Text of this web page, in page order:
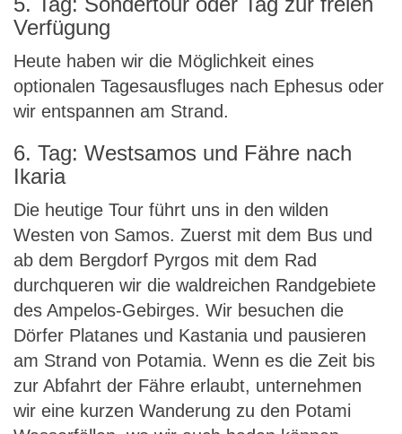
Verfügung
Heute haben wir die Möglichkeit eines
optionalen Tagesausfluges nach Ephesus oder
wir entspannen am Strand.
6. Tag: Westsamos und Fähre nach
Ikaria
Die heutige Tour führt uns in den wilden
Westen von Samos. Zuerst mit dem Bus und
ab dem Bergdorf Pyrgos mit dem Rad
durchqueren wir die waldreichen Randgebiete
des Ampelos-Gebirges. Wir besuchen die
Dörfer Platanes und Kastania und pausieren
am Strand von Potamia. Wenn es die Zeit bis
zur Abfahrt der Fähre erlaubt, unternehmen
wir eine kurzen Wanderung zu den Potami